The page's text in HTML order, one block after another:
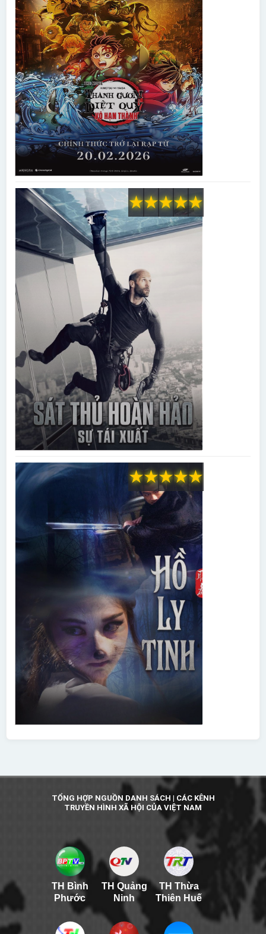
★
★
★
★
★
★
★
★
★
★
TỔNG HỢP NGUỒN DANH SÁCH | CÁC KÊNH
TRUYỀN HÌNH XÃ HỘI CỦA VIỆT NAM
TH Bình
Phước
TH Quảng
Ninh
TH Thừa
Thiên Huế